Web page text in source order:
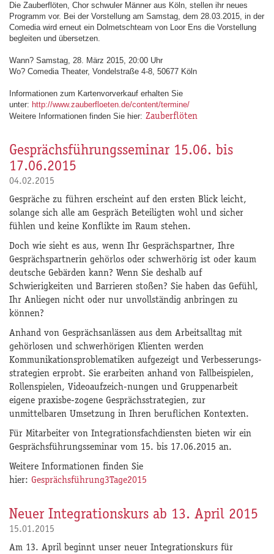
Die Zauberflöten, Chor schwuler Männer aus Köln, stellen ihr neues
Programm vor. Bei der Vorstellung am Samstag, dem 28.03.2015, in der
Comedia wird erneut ein Dolmetschteam von Loor Ens die Vorstellung
begleiten und übersetzen.
Wann? Samstag, 28. März 2015, 20:00 Uhr
Wo? Comedia Theater, Vondelstraße 4-8, 50677 Köln
Informationen zum Kartenvorverkauf erhalten Sie
unter: http://www.zauberfloeten.de/content/termine/
Weitere Informationen finden Sie hier: Zauberflöten
Gesprächsführungsseminar 15.06. bis
17.06.2015
04.02.2015
Gespräche zu führen erscheint auf den ersten Blick leicht,
solange sich alle am Gespräch Beteiligten wohl und sicher
fühlen und keine Konflikte im Raum stehen.
Doch wie sieht es aus, wenn Ihr Gesprächspartner, Ihre
Gesprächspartnerin gehörlos oder schwerhörig ist oder kaum
deutsche Gebärden kann? Wenn Sie deshalb auf
Schwierigkeiten und Barrieren stoßen? Sie haben das Gefühl,
Ihr Anliegen nicht oder nur unvollständig anbringen zu
können?
Anhand von Gesprächsanlässen aus dem Arbeitsalltag mit
gehörlosen und schwerhörigen Klienten werden
Kommunikationsproblematiken aufgezeigt und Verbesserungs-
strategien erprobt. Sie erarbeiten anhand von Fallbeispielen,
Rollenspielen, Videoaufzeich-nungen und Gruppenarbeit
eigene praxisbe-zogene Gesprächsstrategien, zur
unmittelbaren Umsetzung in Ihren beruflichen Kontexten.
Für Mitarbeiter von Integrationsfachdiensten bieten wir ein
Gesprächsführungsseminar vom 15. bis 17.06.2015 an.
Weitere Informationen finden Sie
hier: Gesprächsführung3Tage2015
Neuer Integrationskurs ab 13. April 2015
15.01.2015
Am 13. April beginnt unser neuer Integrationskurs für